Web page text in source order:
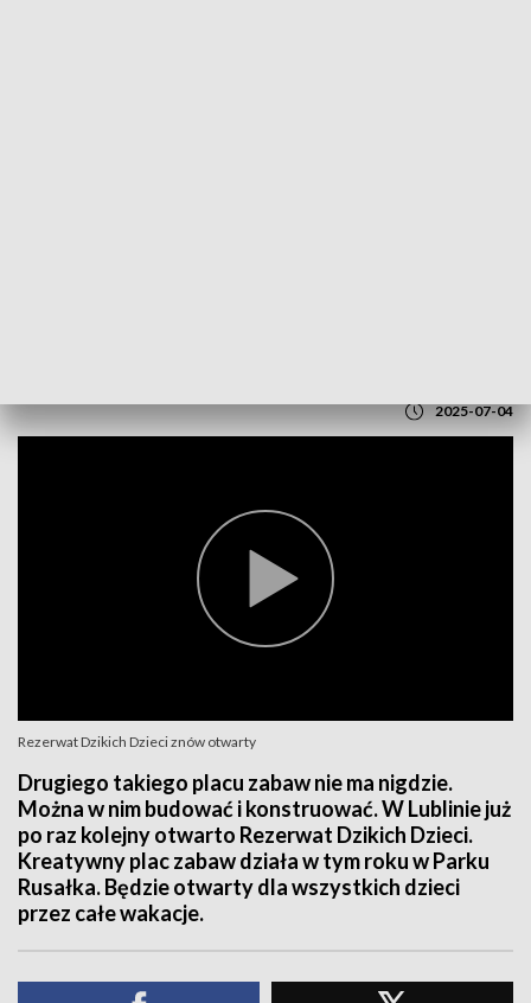
2025-07-04
Rezerwat Dzikich Dzieci znów otwarty
Drugiego takiego placu zabaw nie ma nigdzie.
Można w nim budować i konstruować. W Lublinie już
po raz kolejny otwarto Rezerwat Dzikich Dzieci.
Kreatywny plac zabaw działa w tym roku w Parku
Rusałka. Będzie otwarty dla wszystkich dzieci
przez całe wakacje.